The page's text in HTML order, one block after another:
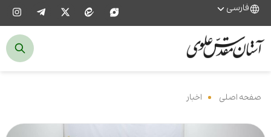
فارسی
صفحه اصلی اخبار